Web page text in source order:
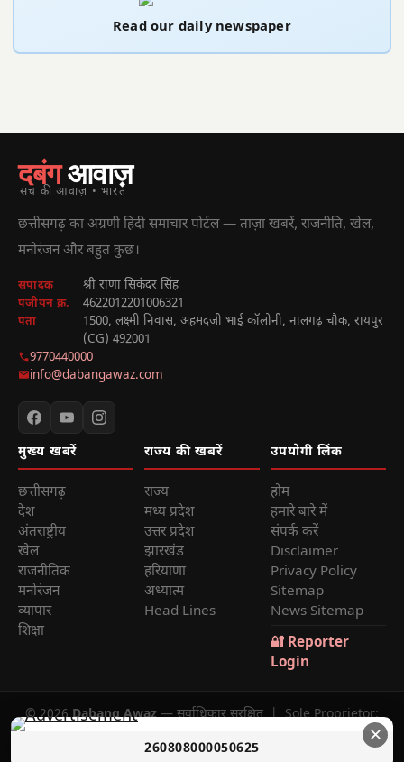
Read our daily newspaper
दबंगआवाज़
सच की आवाज़ • भारत
छत्तीसगढ़ का अग्रणी हिंदी समाचार पोर्टल — ताज़ा खबरें, राजनीति, खेल,
मनोरंजन और बहुत कुछ।
संपादक श्री राणा सिकंदर सिंह
पंजीयन क्र. 4622012201006321
पता
1500, लक्ष्मी निवास, अहमदजी भाई कॉलोनी, नालगढ़ चौक, रायपुर
(CG) 492001
9770440000
info@dabangawaz.com
मुख्य खबरें
छत्तीसगढ़
देश
अंतराष्ट्रीय
खेल
राजनीतिक
मनोरंजन
व्यापार
शिक्षा
राज्य की खबरें
राज्य
मध्य प्रदेश
उत्तर प्रदेश
झारखंड
हरियाणा
अध्यात्म
Head Lines
उपयोगी लिंक
होम
हमारे बारे में
संपर्क करें
Disclaimer
Privacy Policy
Sitemap
News Sitemap
🔐 Reporter
Login
© 2026Dabang Awaz— सर्वाधिकार सुरक्षित | Sole Proprietor:
Rana Sikander Singh | Reg. No. 4622012201006321, Raipur
(C.G.)
✕
260808000050625